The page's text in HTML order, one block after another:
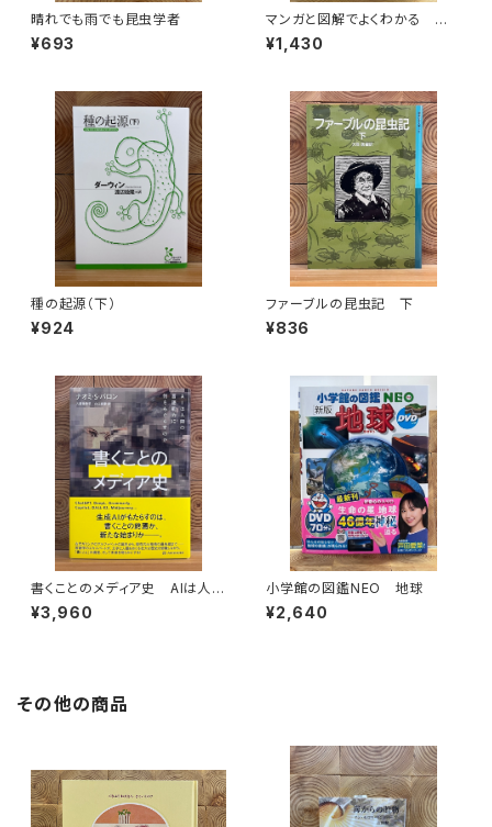
晴れでも雨でも昆虫学者
¥693
マンガと図解でよくわかる はじ
めての気象学
¥1,430
種の起源（下）
¥924
ファーブルの昆虫記 下
¥836
書くことのメディア史 AIは人間
の言語能力に何をもたらすのか
¥3,960
小学館の図鑑NEO 地球
¥2,640
その他の商品